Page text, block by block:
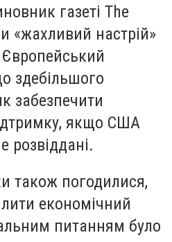
газеті The
«жахливий настрій»
Європейський
здебільшого
забезпечити
якщо США
розвіддані.
також погодилися,
економічний
питанням було